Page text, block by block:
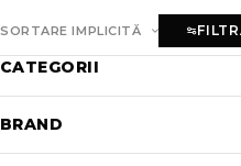
SORTARE IMPLICITĂ
CATEGORII
BRAND